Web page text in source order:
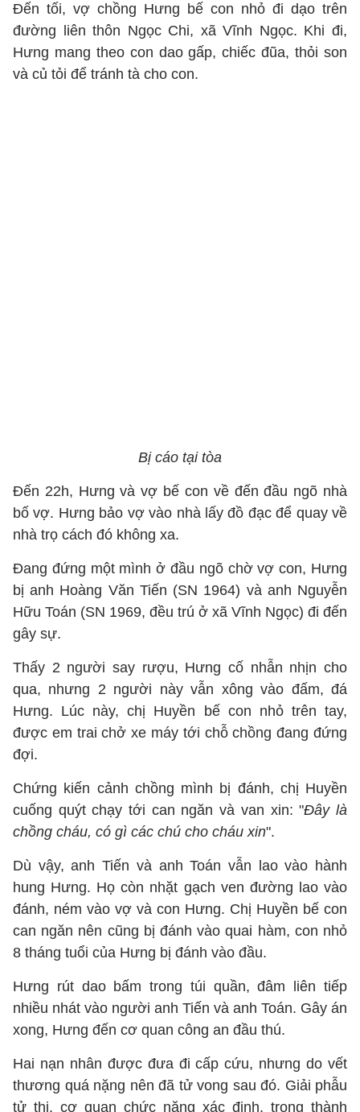
Đến tối, vợ chồng Hưng bế con nhỏ đi dạo trên
đường liên thôn Ngọc Chi, xã Vĩnh Ngọc. Khi đi,
Hưng mang theo con dao gấp, chiếc đũa, thỏi son
và củ tỏi để tránh tà cho con.
Bị cáo tại tòa
Đến 22h, Hưng và vợ bế con về đến đầu ngõ nhà
bố vợ. Hưng bảo vợ vào nhà lấy đồ đạc để quay về
nhà trọ cách đó không xa.
Đang đứng một mình ở đầu ngõ chờ vợ con, Hưng
bị anh Hoàng Văn Tiến (SN 1964) và anh Nguyễn
Hữu Toán (SN 1969, đều trú ở xã Vĩnh Ngọc) đi đến
gây sự.
Thấy 2 người say rượu, Hưng cố nhẫn nhịn cho
qua, nhưng 2 người này vẫn xông vào đấm, đá
Hưng. Lúc này, chị Huyền bế con nhỏ trên tay,
được em trai chở xe máy tới chỗ chồng đang đứng
đợi.
Chứng kiến cảnh chồng mình bị đánh, chị Huyền
cuống quýt chạy tới can ngăn và van xin: "Đây là
chồng cháu, có gì các chú cho cháu xin".
Dù vậy, anh Tiến và anh Toán vẫn lao vào hành
hung Hưng. Họ còn nhặt gạch ven đường lao vào
đánh, ném vào vợ và con Hưng. Chị Huyền bế con
can ngăn nên cũng bị đánh vào quai hàm, con nhỏ
8 tháng tuổi của Hưng bị đánh vào đầu.
Hưng rút dao bấm trong túi quần, đâm liên tiếp
nhiều nhát vào người anh Tiến và anh Toán. Gây án
xong, Hưng đến cơ quan công an đầu thú.
Hai nạn nhân được đưa đi cấp cứu, nhưng do vết
thương quá nặng nên đã tử vong sau đó. Giải phẫu
tử thi, cơ quan chức năng xác định, trong thành